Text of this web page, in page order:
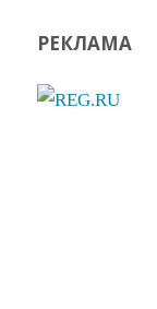
РЕКЛАМА